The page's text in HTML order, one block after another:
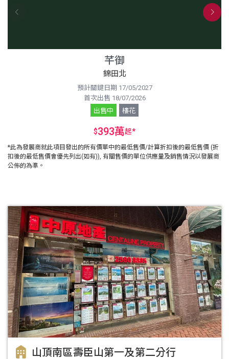
芊御
錦田北
預計關鍵日期 17/05/2027
首次出售 18/07/2026
出售中
樓花
$393萬起*
*此為發展商就此項目發出的所有價單中的最低售價/計算折扣後的最低售價 (折
扣後的最低售價會優先列出(如有)), 有關售價的單位供應量及銷售情況以發展商
公佈的為準。
山頂南區壽臣山第一及第二分行